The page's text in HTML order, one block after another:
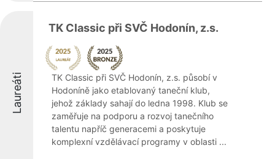
Laureáti
TK Classic při SVČ Hodonín, z.s.
TK Classic při SVČ Hodonín, z.s. působí v
Hodoníně jako etablovaný taneční klub,
jehož základy sahají do ledna 1998. Klub se
zaměřuje na podporu a rozvoj tanečního
talentu napříč generacemi a poskytuje
komplexní vzdělávací programy v oblasti ...